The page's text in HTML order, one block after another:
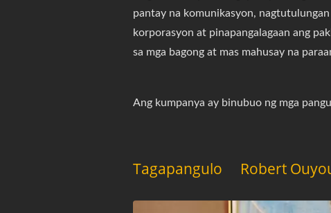
pantay na komunikasyon,
korporasyon at pinapangalagaan ang
sa mga bagong at mas mahusay na
Ang kumpanya ay binubuo ng mga
Tagapangulo Robert